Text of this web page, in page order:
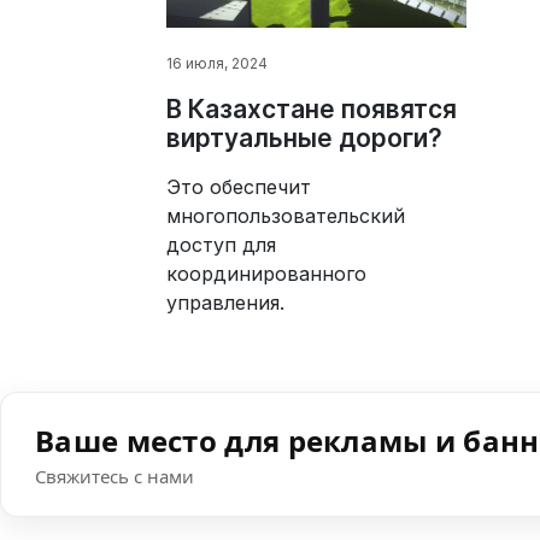
16 июля, 2024
В Казахстане появятся
виртуальные дороги?
Это обеспечит
многопользовательский
доступ для
координированного
управления.
Ваше место для рекламы и
Свяжитесь с нами